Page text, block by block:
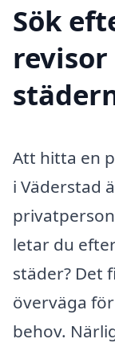
Sök
Att hitta en
i Väderstad
letar du
städer? Det
överväga
behov.